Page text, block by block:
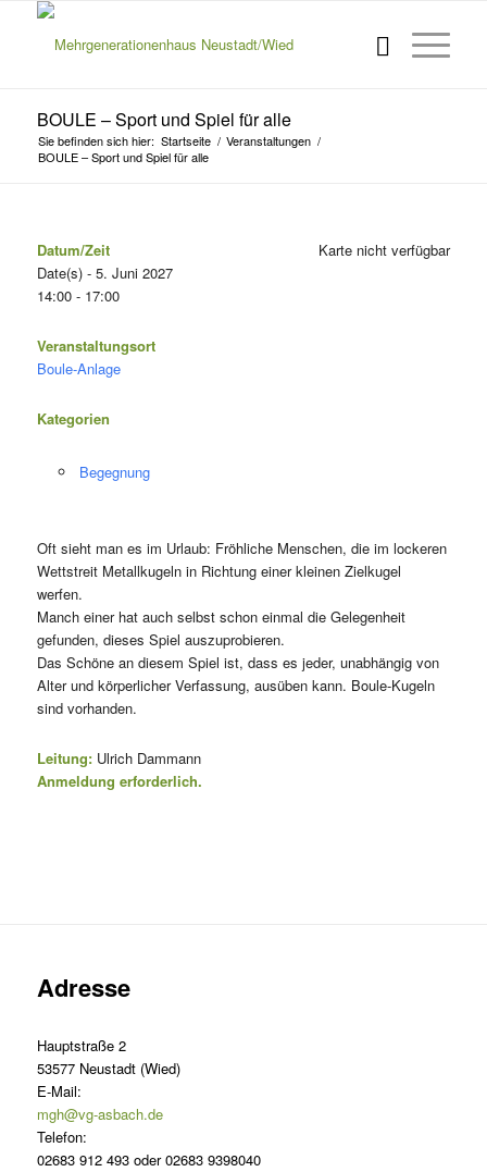
BOULE – Sport und Spiel für alle
Sie befinden sich hier: Startseite / Veranstaltungen /
BOULE – Sport und Spiel für alle
Karte nicht verfügbar
Datum/Zeit
Date(s) - 5. Juni 2027
14:00 - 17:00
Veranstaltungsort
Boule-Anlage
Kategorien
Begegnung
Oft sieht man es im Urlaub: Fröhliche Menschen, die im lockeren
Wettstreit Metallkugeln in Richtung einer kleinen Zielkugel
werfen.
Manch einer hat auch selbst schon einmal die Gelegenheit
gefunden, dieses Spiel auszuprobieren.
Das Schöne an diesem Spiel ist, dass es jeder, unabhängig von
Alter und körperlicher Verfassung, ausüben kann. Boule-Kugeln
sind vorhanden.
Leitung: Ulrich Dammann
Anmeldung erforderlich.
Adresse
Hauptstraße 2
53577 Neustadt (Wied)
E-Mail:
mgh@vg-asbach.de
Telefon:
02683 912 493 oder 02683 9398040